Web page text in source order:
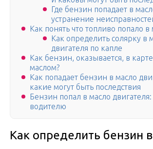
Где бензин попадает в
устранение
Как понять что топливо попало в
Как определить солярку в
двигателя по капле
Как бензин, оказывается, в
маслом?
Как попадает бензин в масло
какие могут быть последствия
Бензин попал в масло двигателя:
водителю
Как определить бензин